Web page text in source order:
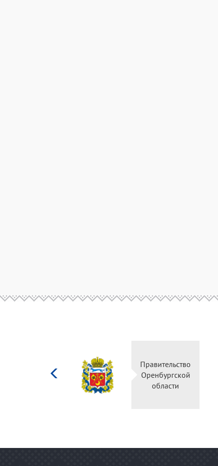
Министерство
культуры
Российской
федерации